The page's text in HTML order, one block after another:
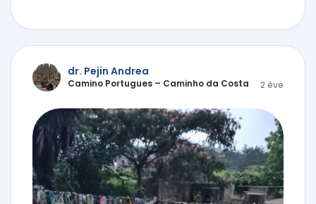
dr. Pejin Andrea
Camino Portugues – Caminho da Costa 2 éve